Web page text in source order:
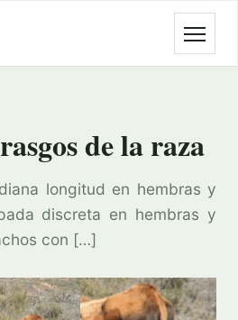
Abrir
de la raza
longitud en hembras y
discreta en hembras y
con […]